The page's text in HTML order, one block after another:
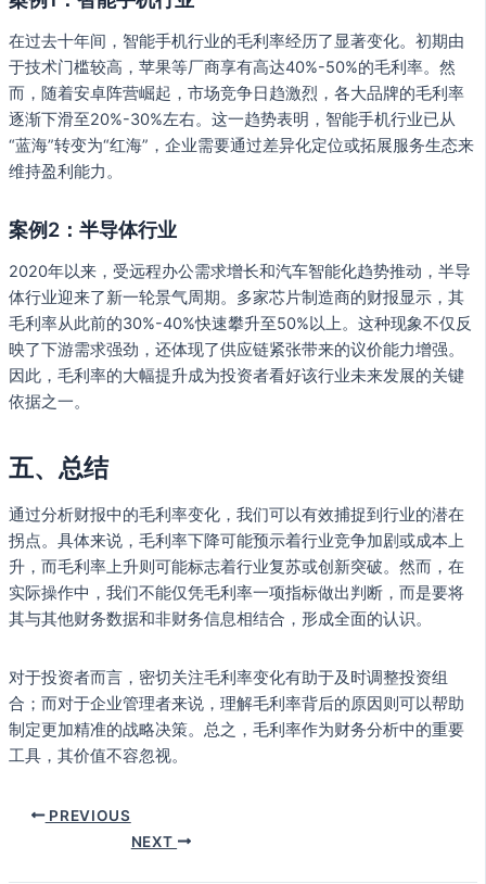
在过去十年间，智能手机行业的毛利率经历了显著变化。初期由
于技术门槛较高，苹果等厂商享有高达40%-50%的毛利率。然
而，随着安卓阵营崛起，市场竞争日趋激烈，各大品牌的毛利率
逐渐下滑至20%-30%左右。这一趋势表明，智能手机行业已从
“蓝海”转变为“红海”，企业需要通过差异化定位或拓展服务生态来
维持盈利能力。
案例2：半导体行业
2020年以来，受远程办公需求增长和汽车智能化趋势推动，半导
体行业迎来了新一轮景气周期。多家芯片制造商的财报显示，其
毛利率从此前的30%-40%快速攀升至50%以上。这种现象不仅反
映了下游需求强劲，还体现了供应链紧张带来的议价能力增强。
因此，毛利率的大幅提升成为投资者看好该行业未来发展的关键
依据之一。
五、总结
通过分析财报中的毛利率变化，我们可以有效捕捉到行业的潜在
拐点。具体来说，毛利率下降可能预示着行业竞争加剧或成本上
升，而毛利率上升则可能标志着行业复苏或创新突破。然而，在
实际操作中，我们不能仅凭毛利率一项指标做出判断，而是要将
其与其他财务数据和非财务信息相结合，形成全面的认识。
对于投资者而言，密切关注毛利率变化有助于及时调整投资组
合；而对于企业管理者来说，理解毛利率背后的原因则可以帮助
制定更加精准的战略决策。总之，毛利率作为财务分析中的重要
工具，其价值不容忽视。
PREVIOUS
NEXT